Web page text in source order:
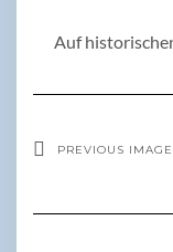
Auf
PREVIOUS IMAGE